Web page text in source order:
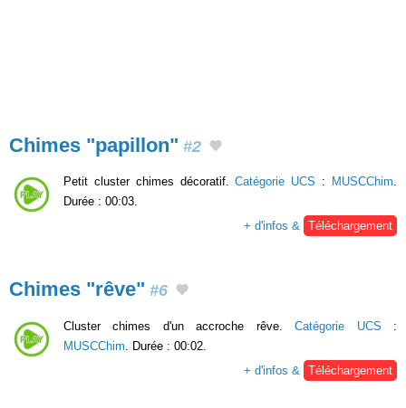
Chimes "papillon" #2
Petit cluster chimes décoratif.Catégorie UCS : MUSCChim.
Durée : 00:03.
+ d'infos & Téléchargement
Chimes "rêve" #6
Cluster chimes d'un accroche rêve.Catégorie UCS :
MUSCChim. Durée : 00:02.
+ d'infos & Téléchargement